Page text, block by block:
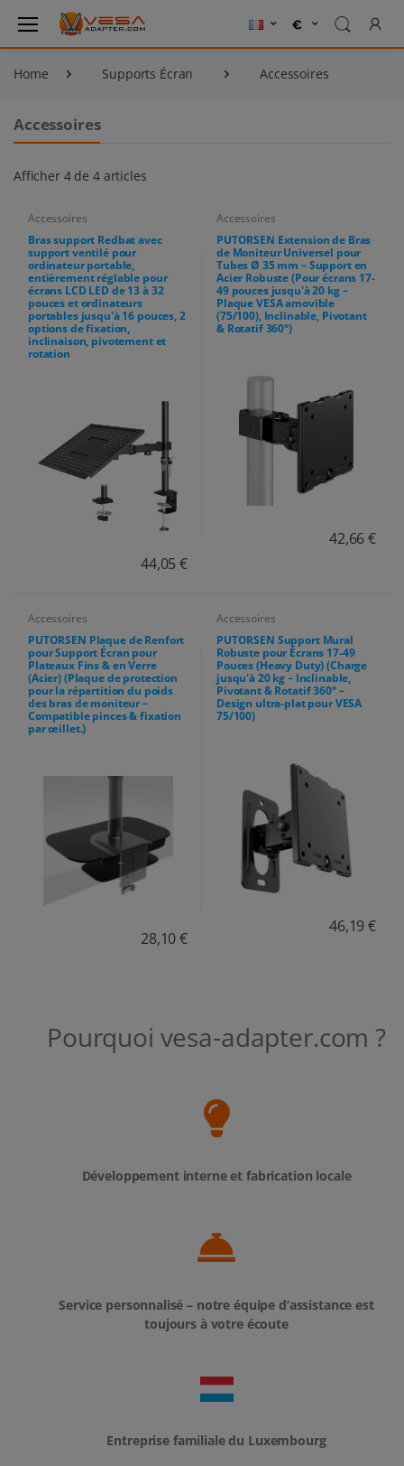
Home Supports Écran Accessoires
Accessoires
Afficher 4 de 4 articles
Accessoires
Bras support Redbat avec
support ventilé pour
ordinateur portable,
entièrement réglable pour
écrans LCD LED de 13 à 32
pouces et ordinateurs
portables jusqu'à 16 pouces, 2
options de fixation,
inclinaison, pivotement et
rotation
44,05 €
Accessoires
PUTORSEN Extension de Bras
de Moniteur Universel pour
Tubes Ø 35 mm – Support en
Acier Robuste (Pour écrans 17-
49 pouces jusqu'à 20 kg –
Plaque VESA amovible
(75/100), Inclinable, Pivotant
& Rotatif 360°)
42,66 €
Accessoires
PUTORSEN Plaque de Renfort
pour Support Écran pour
Plateaux Fins & en Verre
(Acier) (Plaque de protection
pour la répartition du poids
des bras de moniteur –
Compatible pinces & fixation
par œillet.)
28,10 €
Accessoires
PUTORSEN Support Mural
Robuste pour Écrans 17-49
Pouces (Heavy Duty) (Charge
jusqu'à 20 kg – Inclinable,
Pivotant & Rotatif 360° –
Design ultra-plat pour VESA
75/100)
46,19 €
Pourquoi vesa-adapter.com ?
Développement interne et fabrication locale
Service personnalisé – notre équipe d’assistance est
toujours à votre écoute
Entreprise familiale du Luxembourg